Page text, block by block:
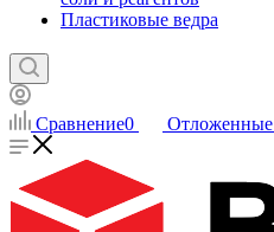
Пластиковые ведра
Сравнение0 Отложенные